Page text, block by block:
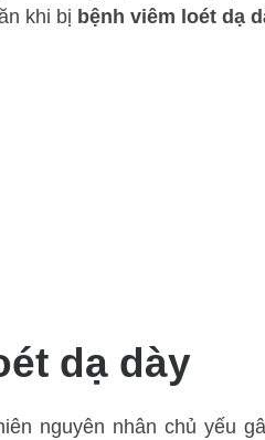
khi bị bệnh viêm loét dạ
dạ dày
nguyên nhân chủ yếu